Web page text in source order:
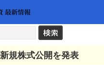
規株式公開を発表